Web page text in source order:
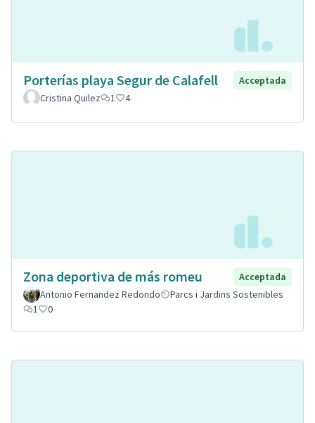
Porterías playa Segur de Calafell
Acceptada
Cristina Quilez
1 4
Zona deportiva de más romeu
Acceptada
Antonio Fernandez Redondo
Parcs i Jardins Sostenibles
1
0